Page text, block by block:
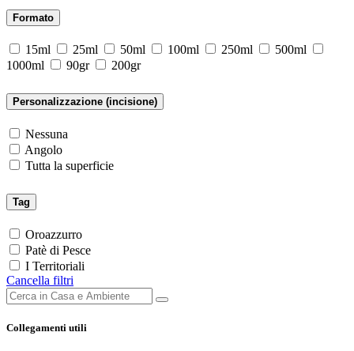
Formato
15ml 25ml 50ml 100ml 250ml
500ml
1000ml
90gr 200gr
Personalizzazione (incisione)
Nessuna
Angolo
Tutta la superficie
Tag
Oroazzurro
Patè di Pesce
I Territoriali
Cancella filtri
Collegamenti utili